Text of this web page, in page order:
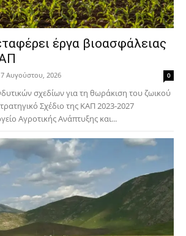
έργα βιοασφάλειας
7 Αυγούστου, 2026 0
σχεδίων για τη θωράκιση του ζωικού
Σχέδιο της ΚΑΠ 2023-2027
Αγροτικής Ανάπτυξης και...